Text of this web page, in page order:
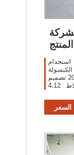
استخدام
آلة تعبئة الكبسولة
الباردة كاميليا زيت التلقائي كبسولة ملء 2019 تصميم
جديد خلاط 4.12new تصميم خلاط 4.20 النفط